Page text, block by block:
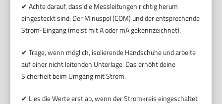
✔ Achte darauf, dass die Messleitungen richtig herum
eingesteckt sind: Der Minuspol (COM) und der entsprechende
Strom-Eingang (meist mit A oder mA gekennzeichnet).
✔ Trage, wenn möglich, isolierende Handschuhe und arbeite
auf einer nicht leitenden Unterlage. Das erhöht deine
Sicherheit beim Umgang mit Strom.
✔ Lies die Werte erst ab, wenn der Stromkreis eingeschaltet